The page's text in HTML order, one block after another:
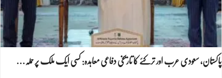
پاکستان، سعودی عرب اور ترکئے کا تاریخی دفاعی معاہدہ: کسی ایک ملک پر حملہ…